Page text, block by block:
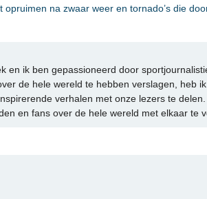
na zwaar weer en tornado’s die
en ik ben gepassioneerd door
de hele wereld te hebben verslagen, heb
verhalen met onze lezers te
en fans over de hele wereld met elkaar te